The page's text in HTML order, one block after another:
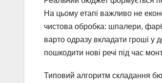
На цьому етапі важливо не
чистова обробка: шпалери,
варто одразу вкладати гроші у
пошкодити нові речі під час
Типовий алгоритм складання